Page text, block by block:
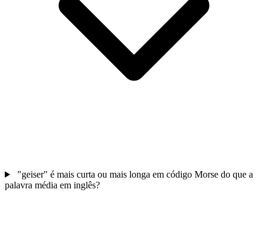
"geiser" é mais curta ou mais longa em código Morse do que a
palavra média em inglês?